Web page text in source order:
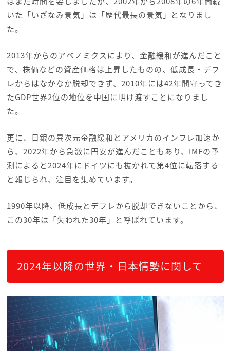
いた「いざなみ景気」は「歴代最長の景気」となりまし
た。
2013年からのアベノミクスにより、金融緩和が進んだこと
で、株価などの資産価格は上昇したものの、低成長・デフ
レからはなかなか脱却できず、2010年には42年間守ってき
たGDP世界2位の地位を中国に明け渡すことになりまし
た。
更に、日銀の異次元金融緩和とアメリカのインフレ加速か
ら、2022年から急激に円安が進んだこともあり、IMFの予
測によると2024年にドイツにも抜かれて第4位に転落する
と報じられ、注目を集めています。
1990年以降、低成長とデフレから脱却できないことから、
この30年は「失われた30年」と呼ばれています。
2024年以降の世界・日本情勢に関して